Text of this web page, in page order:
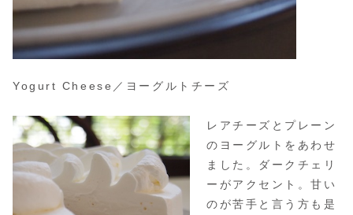
Yogurt Cheese／ヨーグルトチーズ
レアチーズとプレーン
のヨーグルトをあわせ
ました。ダークチェリ
ーがアクセント。甘い
のが苦手と言う方も是